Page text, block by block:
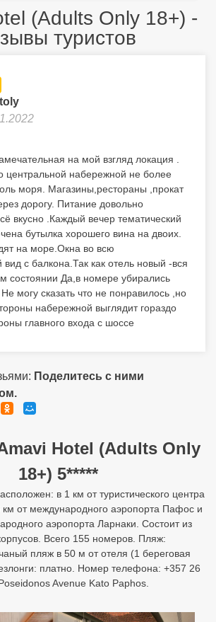
на мой взгляд локация .
центральной набережной не более
моря. Магазины,рестораны ,прокат
вкусно .Каждый вечер тематический
бутылка хорошего вина на двоих.
на море.Окна во всю
вид с балкона.Так как отель новый -вся
могу сказать что не понравилось ,но
набережной выглядит гораздо
главного входа с шоссе
Поделитесь с ними
Hotel (Adults Only
от международного аэропорта Пафос и
аэропорта Ларнаки. Состоит из
Всего 155 номеров. Пляж:
пляж в 50 м от отеля (1 береговая
Avenue Kato Paphos.